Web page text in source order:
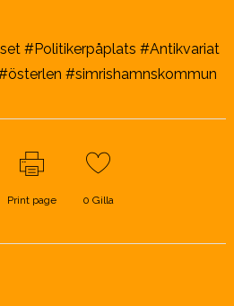
#Politikerpåplats #Antikvariat
#simrishamnskommun
Print page 0 Gilla